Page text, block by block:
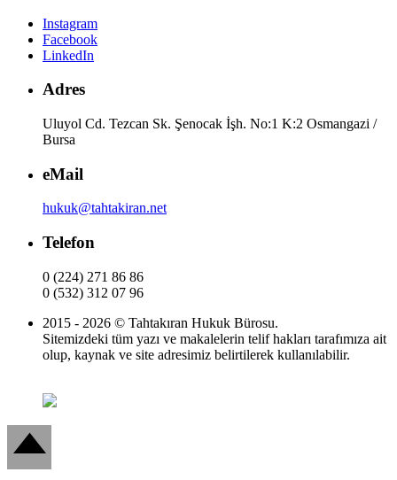
Instagram
Facebook
LinkedIn
Adres
Uluyol Cd. Tezcan Sk. Şenocak İşh. No:1 K:2 Osmangazi /
Bursa
eMail
hukuk@tahtakiran.net
Telefon
0 (224) 271 86 86
0 (532) 312 07 96
2015 - 2026 © Tahtakıran Hukuk Bürosu.
Sitemizdeki tüm yazı ve makalelerin telif hakları tarafımıza ait
olup, kaynak ve site adresimiz belirtilerek kullanılabilir.